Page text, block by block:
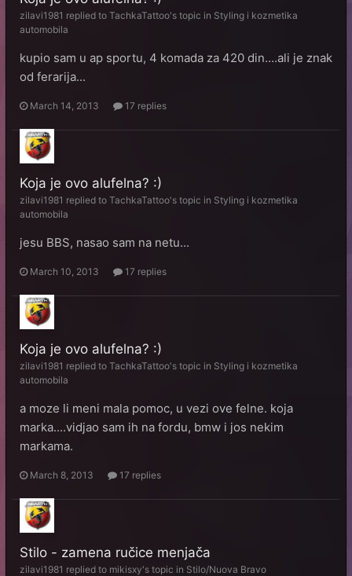
zilavi1981 replied to TachkaTattoo's topic in Styling i kozmetika
automobila
kupio sam u ap sportu, 4 komada za 420 din....ali je znak
od ferarija...
March 14, 2013 17 replies
Koja je ovo alufelna? :)
zilavi1981 replied to TachkaTattoo's topic in Styling i kozmetika
automobila
jesu BBS, nasao sam na netu...
March 10, 2013 17 replies
Koja je ovo alufelna? :)
zilavi1981 replied to TachkaTattoo's topic in Styling i kozmetika
automobila
a moze li meni mala pomoc, u vezi ove felne. koja
marka....vidjao sam ih na fordu, bmw i jos nekim
markama.
March 8, 2013 17 replies
Stilo - zamena ručice menjača
zilavi1981 replied to mikisxy's topic in Stilo/Nuova Bravo